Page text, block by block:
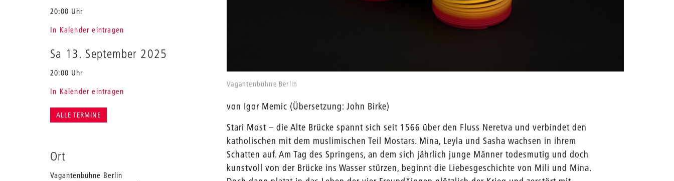
20:00 Uhr
In Kalender eintragen
Sa 13. September 2025
20:00 Uhr
In Kalender eintragen
ALLE TERMINE
Ort
Vagantenbühne Berlin
Vagantenbühne Berlin
von Igor Memic (Übersetzung: John Birke)
Stari Most – die Alte Brücke spannt sich seit 1566 über den Fluss Neretva und verbindet den
katholischen mit dem muslimischen Teil Mostars. Mina, Leyla und Sasha wachsen in ihrem
Schatten auf. Am Tag des Springens, an dem sich jährlich junge Männer todesmutig und doch
kunstvoll von der Brücke ins Wasser stürzen, beginnt die Liebesgeschichte von Mili und Mina.